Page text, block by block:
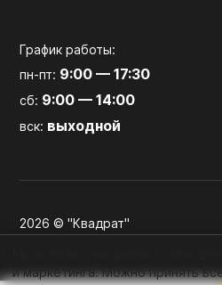
График работы:
пн-пт: 9:00 — 17:30
сб: 9:00 — 14:00
вск: выходной
2026 © "Квадрат"
и маркетинга. Можно принять